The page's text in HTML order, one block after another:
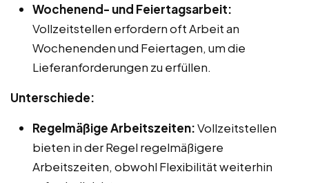
Wochenend- und Feiertagsarbeit:
Vollzeitstellen erfordern oft Arbeit an
Wochenenden und Feiertagen, um die
Lieferanforderungen zu erfüllen.
Unterschiede:
Regelmäßige Arbeitszeiten:Vollzeitstellen
bieten in der Regel regelmäßigere
Arbeitszeiten, obwohl Flexibilität weiterhin